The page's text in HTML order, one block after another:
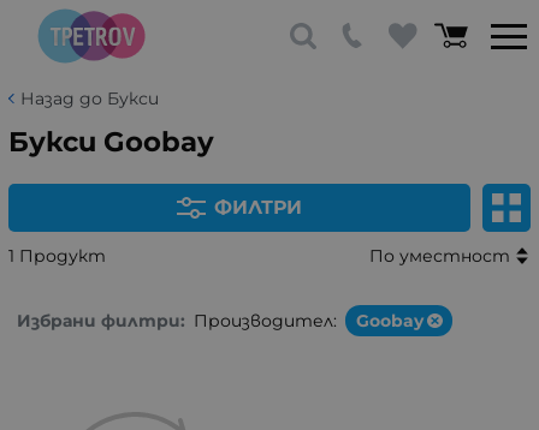
Назад до Букси
Букси Goobay
ФИЛТРИ
1 Продукт По уместност
Избрани филтри: Производител: Goobay